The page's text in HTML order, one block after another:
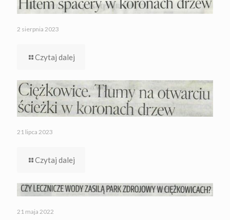
2 sierpnia 2023
Czytaj dalej
21 lipca 2023
Czytaj dalej
21 maja 2022